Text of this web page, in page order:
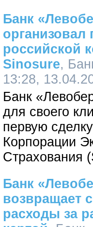
Банк
организовал
российской
Sinosure,
13:28,
Банк
для своего
первую
Корпорации
Страхования
Банк
возвращает
расходы за